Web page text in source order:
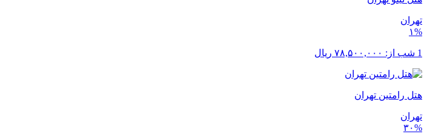
تهران
۱%
1 شب از: ۷۸,۵۰۰,۰۰۰ ریال
هتل رامتین تهران
تهران
۳۰%